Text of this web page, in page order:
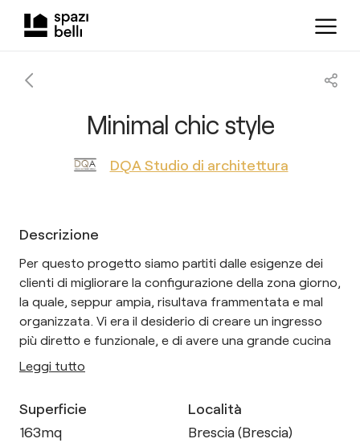
Minimal chic style
DQA Studio di architettura
Descrizione
Per questo progetto siamo partiti dalle esigenze dei
clienti di migliorare la configurazione della zona giorno,
la quale, seppur ampia, risultava frammentata e mal
organizzata. Vi era il desiderio di creare un ingresso
più diretto e funzionale, e di avere una grande cucina
Leggi tutto
Superficie
163mq
Località
Brescia (Brescia)